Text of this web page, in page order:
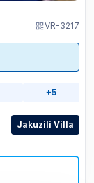
VR-3217
+5
Jakuzili Villa